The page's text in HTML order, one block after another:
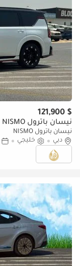
$ 121,900
نيسان باترول NISMO
نيسان باترول NISMO
دبي
خليجي